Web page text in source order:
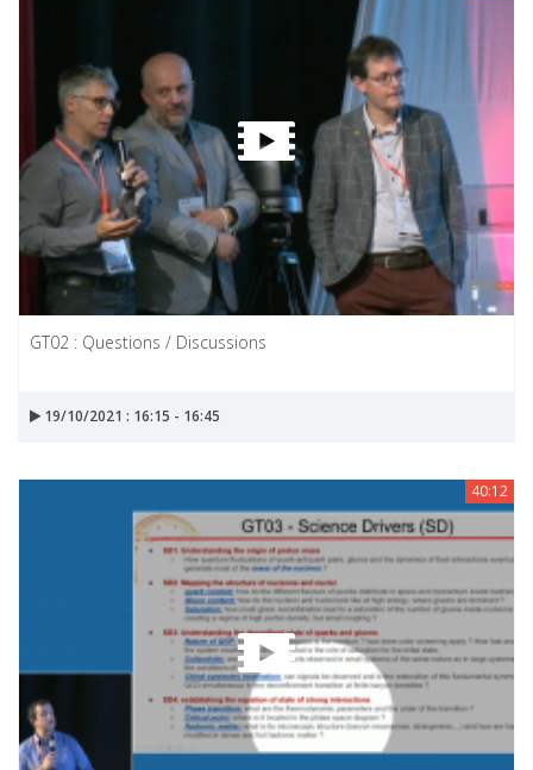
GT02 : Questions / Discussions
19/10/2021 : 16:15 - 16:45
40:12